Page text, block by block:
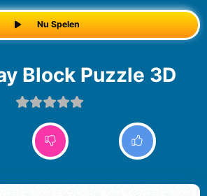
Nu Spelen
Block Puzzle 3D